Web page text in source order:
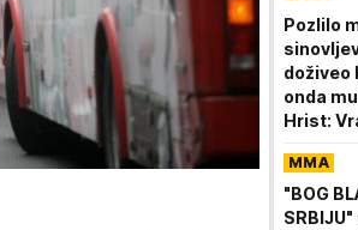
Pozlilo
doživeo
onda
Hrist:
MMA
"BOG